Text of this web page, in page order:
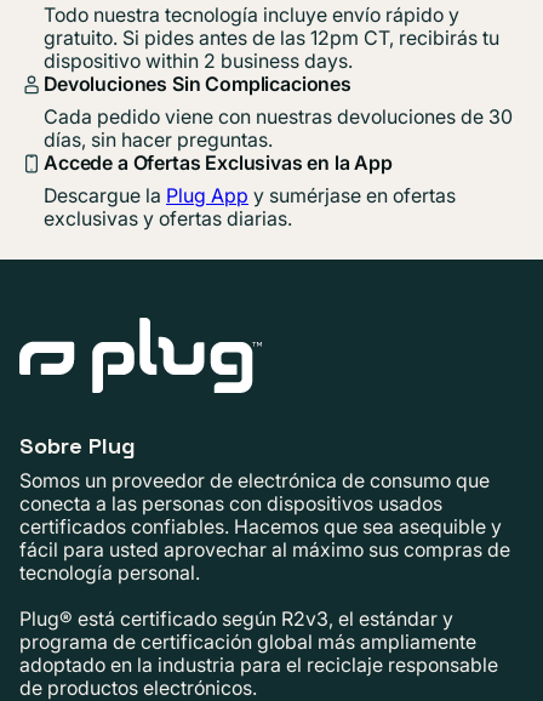
Todo nuestra tecnología incluye envío rápido y
gratuito. Si pides antes de las 12pm CT, recibirás tu
dispositivo within 2 business days.
Devoluciones Sin Complicaciones
Cada pedido viene con nuestras devoluciones de 30
días, sin hacer preguntas.
Accede a Ofertas Exclusivas en la App
Descargue la Plug App y sumérjase en ofertas
exclusivas y ofertas diarias.
Sobre Plug
Somos un proveedor de electrónica de consumo que
conecta a las personas con dispositivos usados ​​
certificados confiables. Hacemos que sea asequible y
fácil para usted aprovechar al máximo sus compras de
tecnología personal.
Plug® está certificado según R2v3, el estándar y
programa de certificación global más ampliamente
adoptado en la industria para el reciclaje responsable
de productos electrónicos.